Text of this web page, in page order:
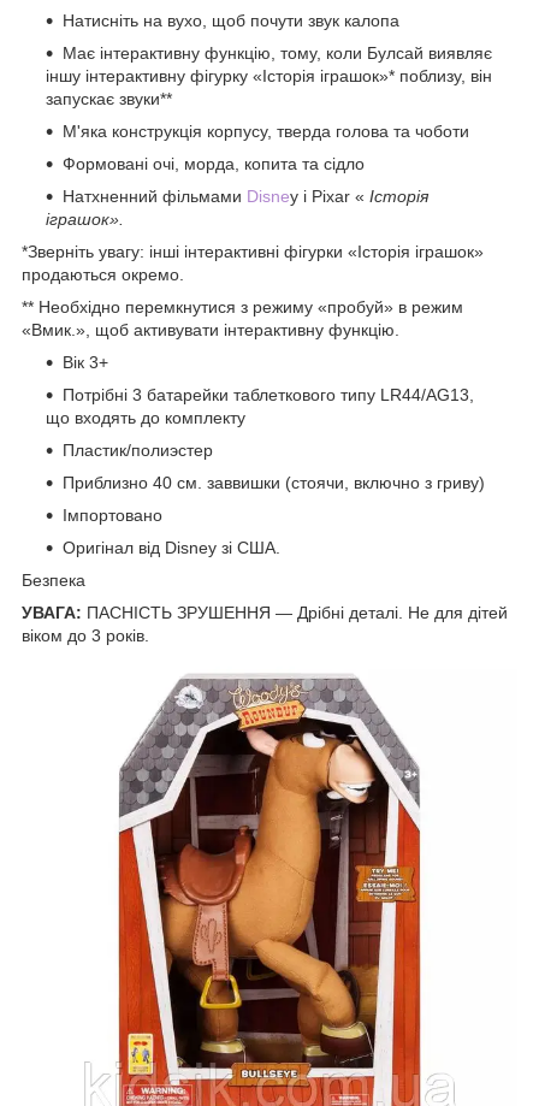
Натисніть на вухо, щоб почути звук калопа
Має інтерактивну функцію, тому, коли Булсай виявляє
іншу інтерактивну фігурку «Історія іграшок»* поблизу, він
запускає звуки**
М'яка конструкція корпусу, тверда голова та чоботи
Формовані очі, морда, копита та сідло
Натхненний фільмами Disney і Pixar « Історія
іграшок».
*Зверніть увагу: інші інтерактивні фігурки «Історія іграшок»
продаються окремо.
** Необхідно перемкнутися з режиму «пробуй» в режим
«Вмик.», щоб активувати інтерактивну функцію.
Вік 3+
Потрібні 3 батарейки таблеткового типу LR44/AG13,
що входять до комплекту
Пластик/полиэстер
Приблизно 40 см. заввишки (стоячи, включно з гриву)
Імпортовано
Оригінал від Disney зі США.
Безпека
УВАГА: ПАСНІСТЬ ЗРУШЕННЯ — Дрібні деталі. Не для дітей
віком до 3 років.